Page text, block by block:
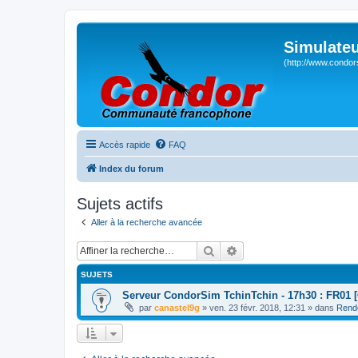
(http://
Accès rapide FAQ
Index du forum
Sujets actifs
Aller à la recherche avancée
Rechercher
SUJETS
Serveur CondorSim TchinTchin - 17h30 : FR01
par canastel9g » ven. 23 févr. 2018, 12:31 » dans